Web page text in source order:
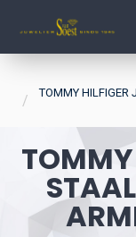
TOMMY HILFIGER
TOMMY